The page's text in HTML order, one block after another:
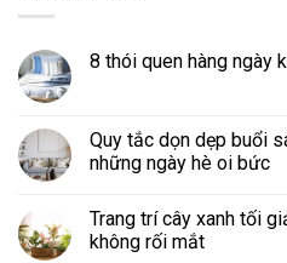
8 thói quen hàng ngày
Quy tắc dọn dẹp buổi
những ngày hè oi bức
Trang trí cây xanh tối
không rối mắt